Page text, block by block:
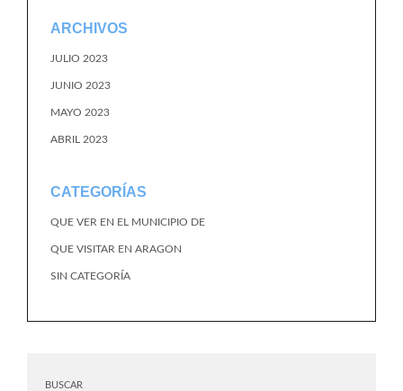
ARCHIVOS
JULIO 2023
JUNIO 2023
MAYO 2023
ABRIL 2023
CATEGORÍAS
QUE VER EN EL MUNICIPIO DE
QUE VISITAR EN ARAGON
SIN CATEGORÍA
BUSCAR